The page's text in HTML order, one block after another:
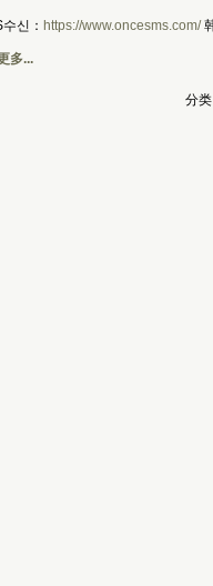
신： https://www.oncesms.com/
多...
分